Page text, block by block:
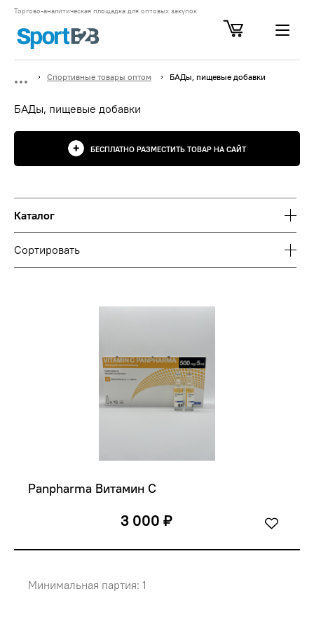
Торгово-аналитическая площадка для оптовых закупок
Спортивные товары оптом БАДы, пищевые добавки
БАДы, пищевые добавки
БЕСПЛАТНО РАЗМЕСТИТЬ ТОВАР НА САЙТ
Каталог
Сортировать
Panpharma Витамин C
3 000 ₽
Минимальная партия: 1